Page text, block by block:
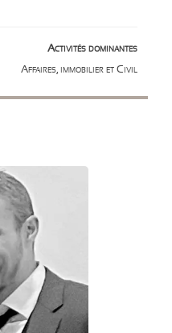
Activités dominantes
Affaires, immobilier et Civil